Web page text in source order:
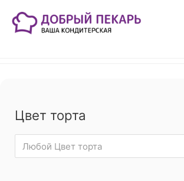
Цвет торта
Любой Цвет торта